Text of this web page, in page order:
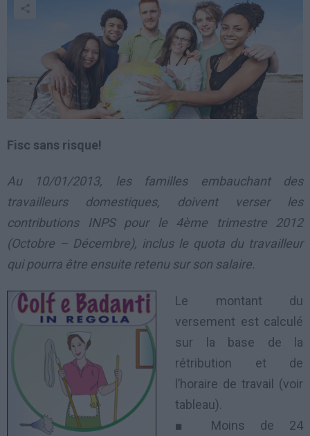
Fisc sans risque!
Au 10/01/2013, les familles embauchant des
travailleurs domestiques, doivent verser les
contributions INPS pour le 4ème trimestre 2012
(Octobre – Décembre), inclus le quota du travailleur
qui pourra être ensuite retenu sur son salaire.
Le montant du
versement est calculé
sur la base de la
rétribution et de
l’horaire de travail (voir
tableau).
■ Moins de 24